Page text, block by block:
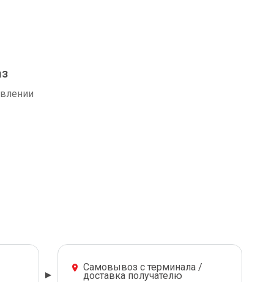
Самовывоз с терминала /
доставка получателю